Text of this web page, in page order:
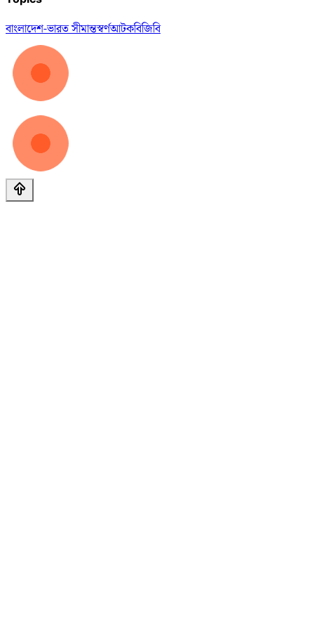
বাংলাদেশ-ভারত সীমান্তস্বর্ণআটকবিজিবি